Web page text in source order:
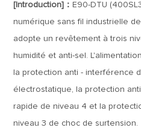
[Introduction]： E90-DTU
numérique sans fil industrielle
adopte un revêtement à trois
humidité et anti-sel.
la protection anti - interférence
électrostatique, la protection
rapide de niveau 4 et la
niveau 3 de choc de surtension.